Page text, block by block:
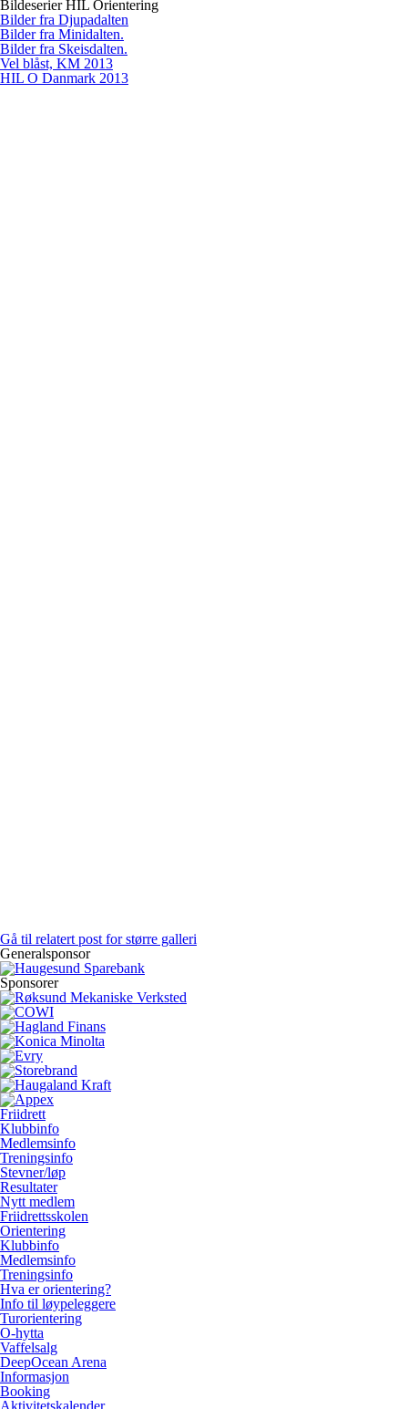
Bildeserier HIL Orientering
Bilder fra Djupadalten
Bilder fra Minidalten.
Bilder fra Skeisdalten.
Vel blåst, KM 2013
HIL O Danmark 2013
Gå til relatert post for større galleri
Generalsponsor
Sponsorer
Friidrett
Klubbinfo
Medlemsinfo
Treningsinfo
Stevner/løp
Resultater
Nytt medlem
Friidrettsskolen
Orientering
Klubbinfo
Medlemsinfo
Treningsinfo
Hva er orientering?
Info til løypeleggere
Turorientering
O-hytta
Vaffelsalg
DeepOcean Arena
Informasjon
Booking
Aktivitetskalender